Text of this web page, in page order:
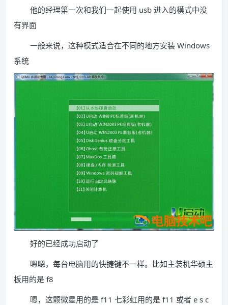
他的经理第一次和我们一起使用 usb 进入的模式中没
有界面
一般来说，这种模式适合在不同的地方安装 Windows
系统
好的已经成功启动了
嗯嗯，每台电脑用的快捷键不一样。比如主装机华硕主
板用的是 f8
嗯，这颗微星用的是 f11 七彩虹用的是 f11 或者 e s c